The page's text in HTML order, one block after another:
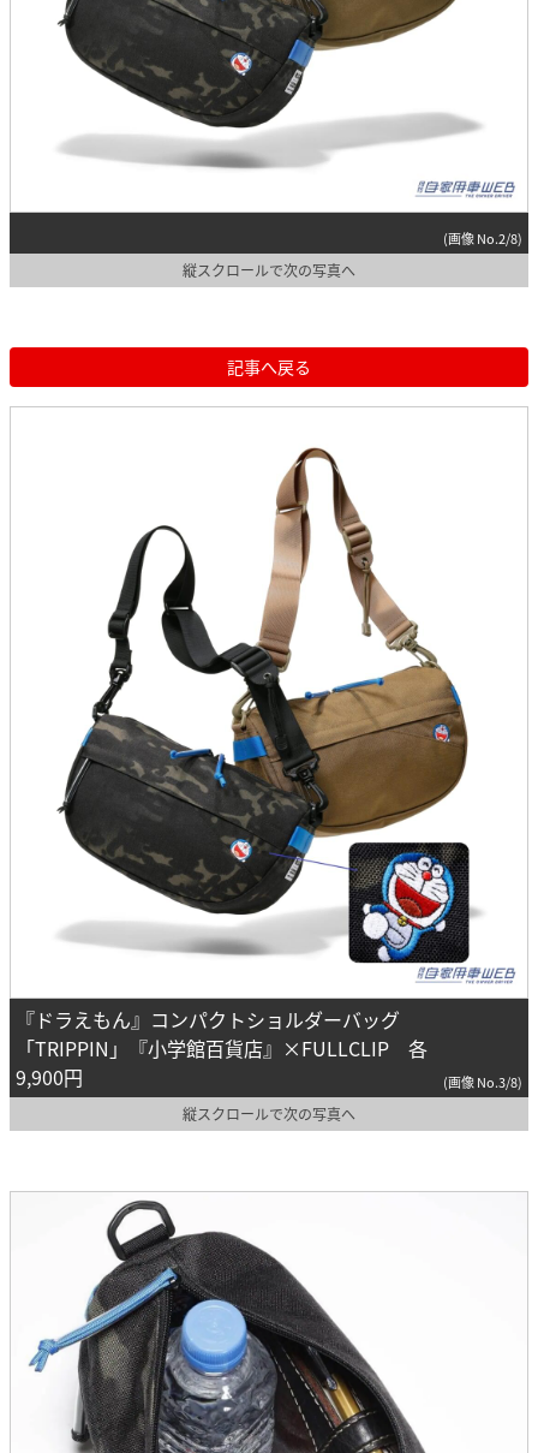
(画像 No.2/8)
縦スクロールで次の写真へ
記事へ戻る
『ドラえもん』コンパクトショルダーバッグ
「TRIPPIN」『小学館百貨店』×FULLCLIP 各
9,900円
(画像 No.3/8)
縦スクロールで次の写真へ